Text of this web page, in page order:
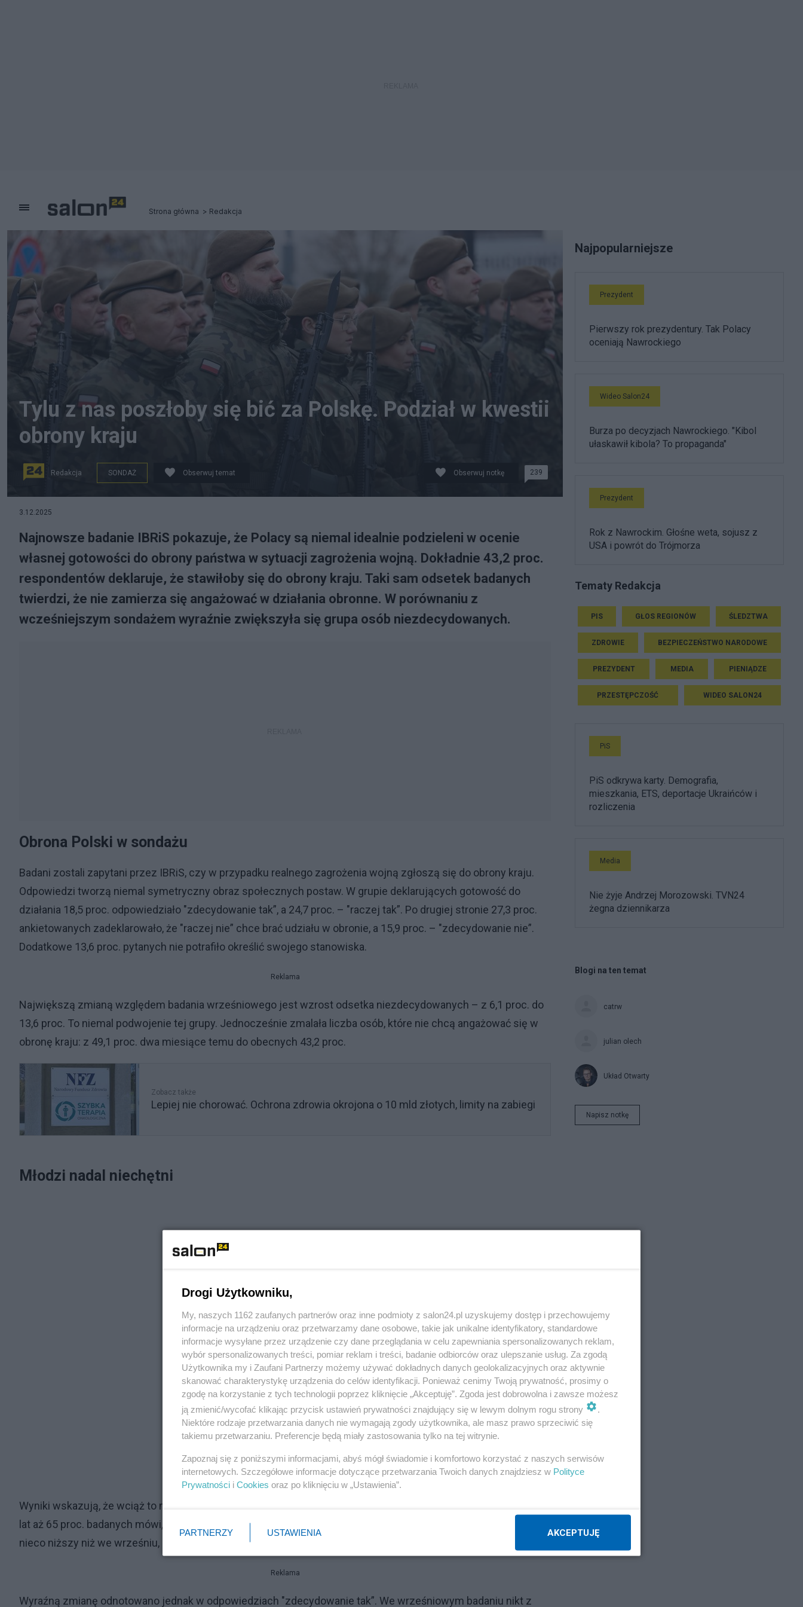
Strona główna Redakcja
Tylu z nas poszłoby się bić za Polskę. Podział w kwestii
obrony kraju
Redakcja SONDAŻ Obserwuj temat Obserwuj notkę 239
3.12.2025
Najnowsze badanie IBRiS pokazuje, że Polacy są niemal idealnie podzieleni w ocenie
własnej gotowości do obrony państwa w sytuacji zagrożenia wojną. Dokładnie 43,2 proc.
respondentów deklaruje, że stawiłoby się do obrony kraju. Taki sam odsetek badanych
twierdzi, że nie zamierza się angażować w działania obronne. W porównaniu z
wcześniejszym sondażem wyraźnie zwiększyła się grupa osób niezdecydowanych.
Obrona Polski w sondażu
Badani zostali zapytani przez IBRiS, czy w przypadku realnego zagrożenia wojną zgłoszą się do obrony kraju.
Odpowiedzi tworzą niemal symetryczny obraz społecznych postaw. W grupie deklarujących gotowość do
działania 18,5 proc. odpowiedziało "zdecydowanie tak”, a 24,7 proc. – "raczej tak”. Po drugiej stronie 27,3 proc.
ankietowanych zadeklarowało, że "raczej nie” chce brać udziału w obronie, a 15,9 proc. – "zdecydowanie nie”.
Dodatkowe 13,6 proc. pytanych nie potrafiło określić swojego stanowiska.
Reklama
Największą zmianą względem badania wrześniowego jest wzrost odsetka niezdecydowanych – z 6,1 proc. do
13,6 proc. To niemal podwojenie tej grupy. Jednocześnie zmalała liczba osób, które nie chcą angażować się w
obronę kraju: z 49,1 proc. dwa miesiące temu do obecnych 43,2 proc.
Zobacz także
Lepiej nie chorować. Ochrona zdrowia okrojona o 10 mld złotych, limity na zabiegi
Młodzi nadal niechętni
Wyniki wskazują, że wciąż to młodzi Polacy najrzadziej deklarują gotowość chwycenia za broń. W grupie 18–29
lat aż 65 proc. badanych mówi, że w przypadku zagrożenia nie stawi się do obrony. To wciąż wysoki wynik, choć
nieco niższy niż we wrześniu, gdy wynosił 69 proc.
Reklama
Wyraźną zmianę odnotowano jednak w odpowiedziach "zdecydowanie tak”. We wrześniowym badaniu nikt z
Najpopularniejsze
Prezydent
Pierwszy rok prezydentury. Tak Polacy
oceniają Nawrockiego
Wideo Salon24
Burza po decyzjach Nawrockiego. "Kibol
ułaskawił kibola? To propaganda"
Prezydent
Rok z Nawrockim. Głośne weta, sojusz z
USA i powrót do Trójmorza
Tematy Redakcja
PIS GŁOS REGIONÓW ŚLEDZTWA
ZDROWIE BEZPIECZEŃSTWO NARODOWE
PREZYDENT MEDIA PIENIĄDZE
PRZESTĘPCZOŚĆ WIDEO SALON24
PiS
PiS odkrywa karty. Demografia,
mieszkania, ETS, deportacje Ukraińców i
rozliczenia
Media
Nie żyje Andrzej Morozowski. TVN24
żegna dziennikarza
Blogi na ten temat
catrw
julian olech
Układ Otwarty
Napisz notkę
Drogi Użytkowniku,
My, naszych 1162 zaufanych partnerów oraz inne podmioty z salon24.pl uzyskujemy dostęp i przechowujemy
informacje na urządzeniu oraz przetwarzamy dane osobowe, takie jak unikalne identyfikatory, standardowe
informacje wysyłane przez urządzenie czy dane przeglądania w celu zapewniania spersonalizowanych reklam,
wybór spersonalizowanych treści, pomiar reklam i treści, badanie odbiorców oraz ulepszanie usług. Za zgodą
Użytkownika my i Zaufani Partnerzy możemy używać dokładnych danych geolokalizacyjnych oraz aktywnie
skanować charakterystykę urządzenia do celów identyfikacji. Ponieważ cenimy Twoją prywatność, prosimy o
zgodę na korzystanie z tych technologii poprzez kliknięcie „Akceptuję”. Zgoda jest dobrowolna i zawsze możesz
ją zmienić/wycofać klikając przycisk ustawień prywatności znajdujący się w lewym dolnym rogu strony
.
Niektóre rodzaje przetwarzania danych nie wymagają zgody użytkownika, ale masz prawo sprzeciwić się
takiemu przetwarzaniu. Preferencje będą miały zastosowania tylko na tej witrynie.
Zapoznaj się z poniższymi informacjami, abyś mógł świadomie i komfortowo korzystać z naszych serwisów
internetowych. Szczegółowe informacje dotyczące przetwarzania Twoich danych znajdziesz w Polityce
Prywatności i Cookies oraz po kliknięciu w „Ustawienia”.
PARTNERZY USTAWIENIA AKCEPTUJĘ